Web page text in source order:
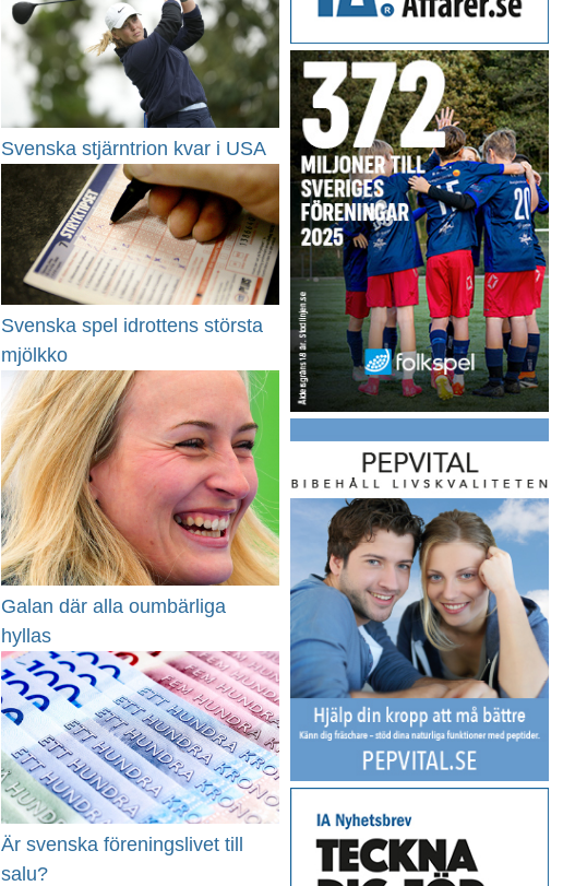
Svenska stjärntrion kvar i USA
Svenska spel idrottens största
mjölkko
Galan där alla oumbärliga
hyllas
Är svenska föreningslivet till
salu?